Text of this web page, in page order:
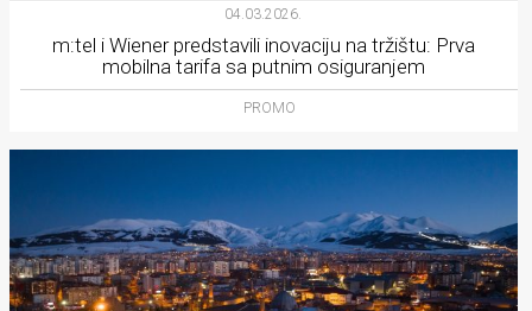
04.03.2026.
m:tel i Wiener predstavili inovaciju na tržištu: Prva
mobilna tarifa sa putnim osiguranjem
PROMO